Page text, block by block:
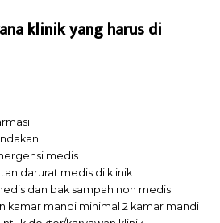
klinik yang harus di
medis
darurat medis di klinik
dan bak sampah non medis
kamar mandi minimal 2 kamar mandi